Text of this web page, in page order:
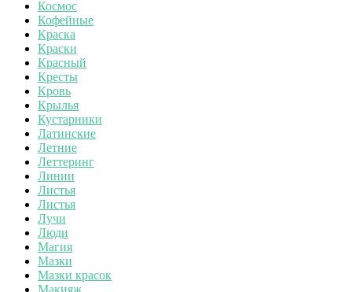
Космос
Кофейные
Краска
Краски
Красный
Кресты
Кровь
Крылья
Кустарники
Латинские
Летние
Леттеринг
Линии
Листья
Листья
Лучи
Люди
Магия
Мазки
Мазки красок
Макияж